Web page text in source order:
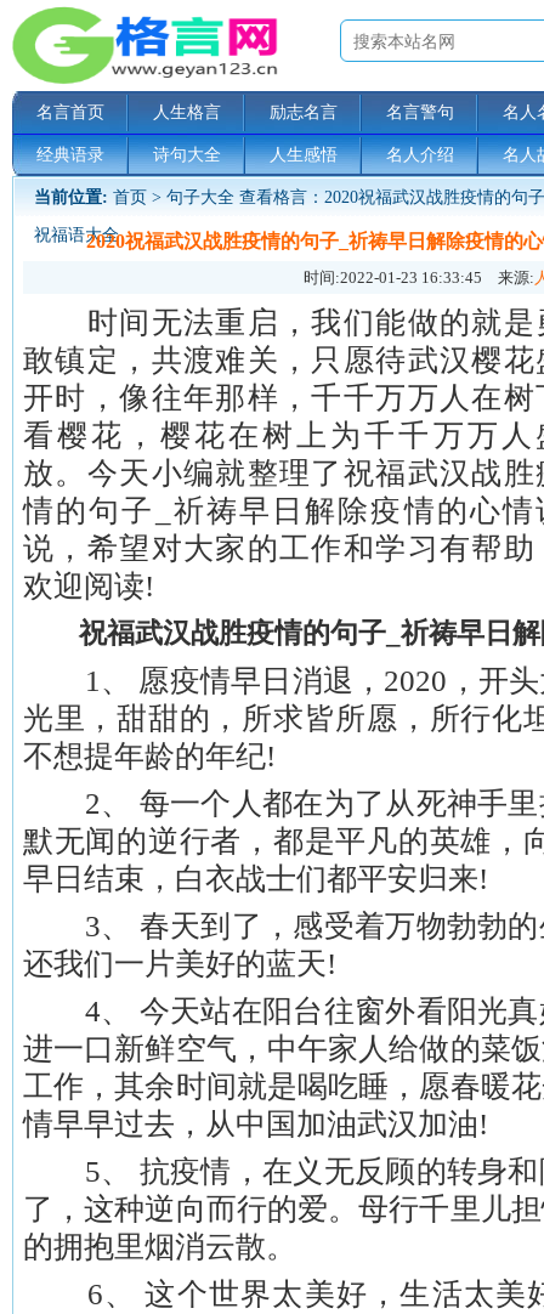
名言首页 人生格言 励志名言 名言警句 名人
经典语录 诗句大全 人生感悟 名人介绍 名人
当前位置: 首页 > 句子大全 查看格言：2020祝福武汉战胜疫情的句
祝福语大全2020祝福武汉战胜疫情的句子_祈祷早日解除疫情的
时间:2022-01-23 16:33:45 来源:
时间无法重启，我们能做的就是
敢镇定，共渡难关，只愿待武汉樱花
开时，像往年那样，千千万万人在树
看樱花，樱花在树上为千千万万人
放。今天小编就整理了祝福武汉战胜
情的句子_祈祷早日解除疫情的心情
说，希望对大家的工作和学习有帮助
欢迎阅读!
祝福武汉战胜疫情的句子_祈祷早日解
1、 愿疫情早日消退，2020，开头
光里，甜甜的，所求皆所愿，所行化
不想提年龄的年纪!
2、 每一个人都在为了从死神手里
默无闻的逆行者，都是平凡的英雄，
早日结束，白衣战士们都平安归来!
3、 春天到了，感受着万物勃勃的
还我们一片美好的蓝天!
4、 今天站在阳台往窗外看阳光真
进一口新鲜空气，中午家人给做的菜
工作，其余时间就是喝吃睡，愿春暖
情早早过去，从中国加油武汉加油!
5、 抗疫情，在义无反顾的转身和
了，这种逆向而行的爱。母行千里儿
的拥抱里烟消云散。
6、 这个世界太美好，生活太美